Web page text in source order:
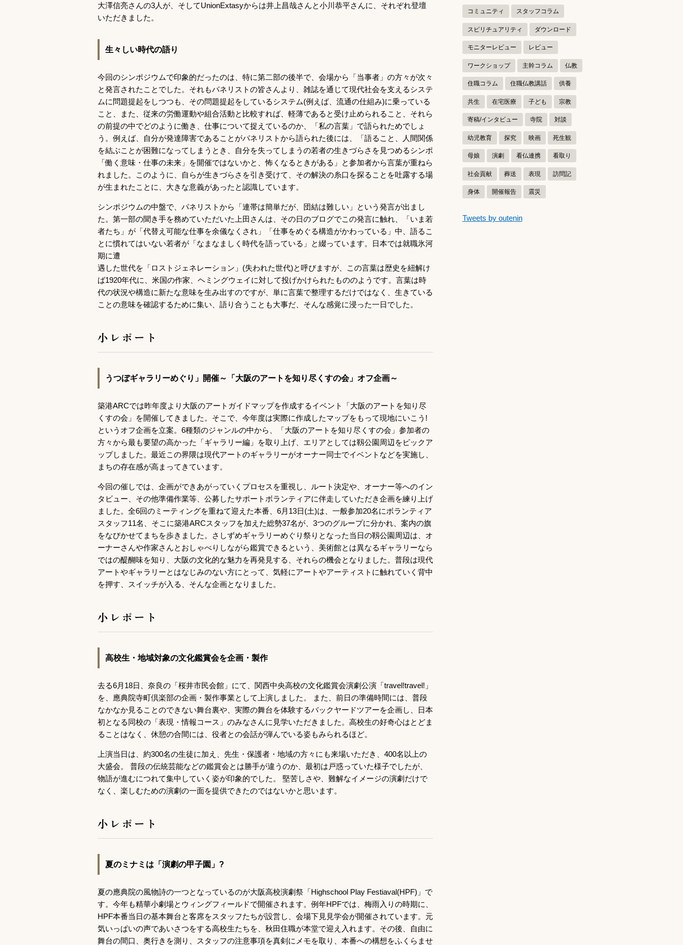
大澤信亮さんの3人が、そしてUnionExtasyからは井上昌哉さんと小川恭平さんに、それぞれ登壇
いただきました。
生々しい時代の語り
今回のシンポジウムで印象的だったのは、特に第二部の後半で、会場から「当事者」の方々が次々
と発言されたことでした。それもパネリストの皆さんより、雑誌を通じて現代社会を支えるシステ
ムに問題提起をしつつも、その問題提起をしているシステム(例えば、流通の仕組み)に乗っている
こと、また、従来の労働運動や組合活動と比較すれば、軽薄であると受け止められること、それら
の前提の中でどのように働き、仕事について捉えているのか、「私の言葉」で語られためでしょ
う。例えば、自分が発達障害であることがパネリストから語られた後には、「語ること、人間関係
を結ぶことが困難になってしまうとき、自分を失ってしまうの若者の生きづらさを見つめるシンポ
「働く意味・仕事の未来」を開催ではないかと、怖くなるときがある」と参加者から言葉が重ねら
れました。このように、自らが生きづらさを引き受けて、その解決の糸口を探ることを吐露する場
が生まれたことに、大きな意義があったと認識しています。
シンポジウムの中盤で、パネリストから「連帯は簡単だが、団結は難しい」という発言が出まし
た。第一部の聞き手を務めていただいた上田さんは、その日のブログでこの発言に触れ、「いま若
者たち」が「代替え可能な仕事を余儀なくされ」「仕事をめぐる構造がかわっている」中、語るこ
とに慣れてはいない若者が「なまなましく時代を語っている」と綴っています。日本では就職氷河
期に遭
遇した世代を「ロストジェネレーション」(失われた世代)と呼びますが、この言葉は歴史を紐解け
ば1920年代に、米国の作家、ヘミングウェイに対して投げかけられたもののようです。言葉は時
代の状況や構造に新たな意味を生み出すのですが、単に言葉で整理するだけではなく、生きている
ことの意味を確認するために集い、語り合うことも大事だ、そんな感覚に浸った一日でした。
小レポート
うつぼギャラリーめぐり」開催～「大阪のアートを知り尽くすの会」オフ企画～
築港ARCでは昨年度より大阪のアートガイドマップを作成するイベント「大阪のアートを知り尽
くすの会」を開催してきました。そこで、今年度は実際に作成したマップをもって現地にいこう!
というオフ企画を立案。6種類のジャンルの中から、「大阪のアートを知り尽くすの会」参加者の
方々から最も要望の高かった「ギャラリー編」を取り上げ、エリアとしては靱公園周辺をピックア
ップしました。最近この界隈は現代アートのギャラリーがオーナー同士でイベントなどを実施し、
まちの存在感が高まってきています。
今回の催しでは、企画ができあがっていくプロセスを重視し、ルート決定や、オーナー等へのイン
タビュー、その他準備作業等、公募したサポートボランティアに伴走していただき企画を練り上げ
ました。全6回のミーティングを重ねて迎えた本番、6月13日(土)は、一般参加20名にボランティア
スタッフ11名、そこに築港ARCスタッフを加えた総勢37名が、3つのグループに分かれ、案内の旗
をなびかせてまちを歩きました。さしずめギャラリーめぐり祭りとなった当日の靱公園周辺は、オ
ーナーさんや作家さんとおしゃべりしながら鑑賞できるという、美術館とは異なるギャラリーなら
ではの醍醐味を知り、大阪の文化的な魅力を再発見する、それらの機会となりました。普段は現代
アートやギャラリーとはなじみのない方にとって、気軽にアートやアーティストに触れていく背中
を押す、スイッチが入る、そんな企画となりました。
小レポート
高校生・地域対象の文化鑑賞会を企画・製作
去る6月18日、奈良の「桜井市民会館」にて、関西中央高校の文化鑑賞会演劇公演「travel!travel!」
を、應典院寺町倶楽部の企画・製作事業として上演しました。 また、前日の準備時間には、普段
なかなか見ることのできない舞台裏や、実際の舞台を体験するバックヤードツアーを企画し、日本
初となる同校の「表現・情報コース」のみなさんに見学いただきました。高校生の好奇心はとどま
ることはなく、休憩の合間には、役者との会話が弾んでいる姿もみられるほど。
上演当日は、約300名の生徒に加え、先生・保護者・地域の方々にも来場いただき、400名以上の
大盛会。 普段の伝統芸能などの鑑賞会とは勝手が違うのか、最初は戸惑っていた様子でしたが、
物語が進むにつれて集中していく姿が印象的でした。 堅苦しさや、難解なイメージの演劇だけで
なく、楽しむための演劇の一面を提供できたのではないかと思います。
小レポート
夏のミナミは「演劇の甲子園」?
夏の應典院の風物詩の一つとなっているのが大阪高校演劇祭「Highschool Play Festiaval(HPF)」で
す。今年も精華小劇場とウィングフィールドで開催されます。例年HPFでは、梅雨入りの時期に、
HPF本番当日の基本舞台と客席をスタッフたちが設営し、会場下見見学会が開催されています。元
気いっぱいの声であいさつをする高校生たちを、秋田住職が本堂で迎え入れます。その後、自由に
舞台の間口、奥行きを測り、スタッフの注意事項を真剣にメモを取り、本番への構想をふくらませ
コミュニティ スタッフコラム
スピリチュアリティ ダウンロード
モニターレビュー レビュー
ワークショップ 主幹コラム 仏教
住職コラム 住職仏教講話 供養
共生 在宅医療 子ども 宗教
寄稿/インタビュー 寺院 対談
幼児教育 探究 映画 死生観
母娘 演劇 看仏連携 看取り
社会貢献 葬送 表現 訪問記
身体 開催報告 震災
つぶやきをスキップする
Tweets by outenin